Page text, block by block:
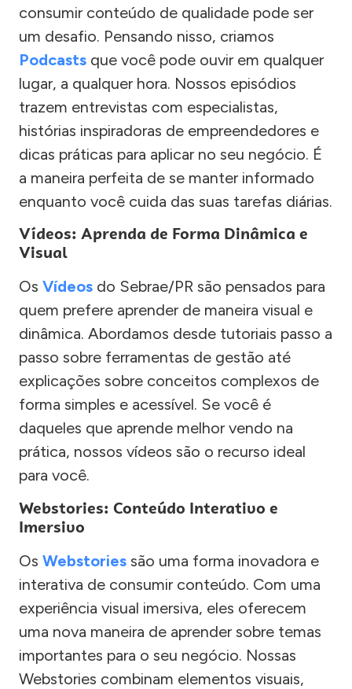
consumir conteúdo de qualidade pode ser
um desafio. Pensando nisso, criamos
Podcasts que você pode ouvir em qualquer
lugar, a qualquer hora. Nossos episódios
trazem entrevistas com especialistas,
histórias inspiradoras de empreendedores e
dicas práticas para aplicar no seu negócio. É
a maneira perfeita de se manter informado
enquanto você cuida das suas tarefas diárias.
Vídeos: Aprenda de Forma Dinâmica e
Visual
Os Vídeos do Sebrae/PR são pensados para
quem prefere aprender de maneira visual e
dinâmica. Abordamos desde tutoriais passo a
passo sobre ferramentas de gestão até
explicações sobre conceitos complexos de
forma simples e acessível. Se você é
daqueles que aprende melhor vendo na
prática, nossos vídeos são o recurso ideal
para você.
Webstories: Conteúdo Interativo e
Imersivo
Os Webstories são uma forma inovadora e
interativa de consumir conteúdo. Com uma
experiência visual imersiva, eles oferecem
uma nova maneira de aprender sobre temas
importantes para o seu negócio. Nossas
Webstories combinam elementos visuais,